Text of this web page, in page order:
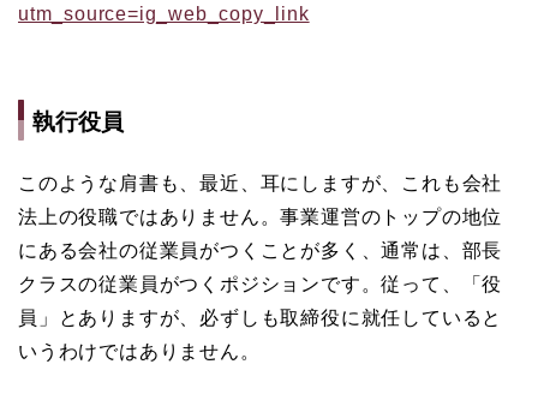
utm_source=ig_web_copy_link
執行役員
このような肩書も、最近、耳にしますが、これも会社
法上の役職ではありません。事業運営のトップの地位
にある会社の従業員がつくことが多く、通常は、部長
クラスの従業員がつくポジションです。従って、「役
員」とありますが、必ずしも取締役に就任していると
いうわけではありません。